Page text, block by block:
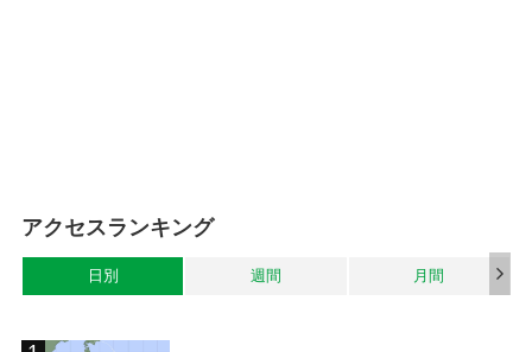
アクセスランキング
日別 週間 月間